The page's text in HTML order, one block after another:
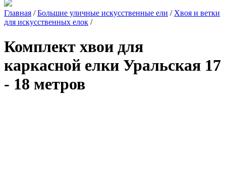
Главная / Большие уличные искусственные ели / Хвоя и ветки
для искусственных елок /
Комплект хвои для
каркасной елки Уральская 17
- 18 метров